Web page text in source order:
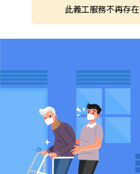
此義工服務不再存在